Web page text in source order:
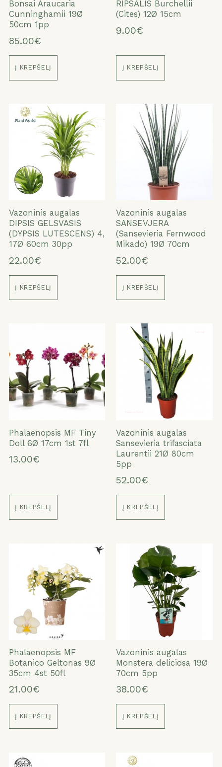
Bonsai Araucaria
Cunninghamii 19Ø
50cm 1pp
85.00€
Į KREPŠELĮ
RIPSALIS Burchellii
(Cites) 12Ø 15cm
9.00€
Į KREPŠELĮ
Vazoninis augalas
DIPSIS GELSVASIS
(DYPSIS LUTESCENS) 4,
17Ø 60cm 30pp
22.00€
Į KREPŠELĮ
Vazoninis augalas
SANSEVJERA
(Sansevieria Fernwood
Mikado) 19Ø 70cm
52.00€
Į KREPŠELĮ
Phalaenopsis MF Tiny
Doll 6Ø 17cm 1st 7fl
13.00€
Į KREPŠELĮ
Vazoninis augalas
Sansevieria trifasciata
Laurentii 21Ø 80cm
5pp
52.00€
Į KREPŠELĮ
Phalaenopsis MF
Botanico Geltonas 9Ø
35cm 4st 50fl
21.00€
Į KREPŠELĮ
Vazoninis augalas
Monstera deliciosa 19Ø
70cm 5pp
38.00€
Į KREPŠELĮ